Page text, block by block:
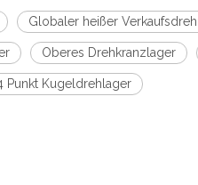
Globaler heißer
Oberes Drehkranzlager
Punkt Kugeldrehlager